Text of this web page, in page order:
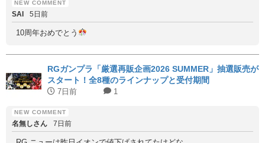
SAI 5日前
10周年おめでとう
RGガンプラ「厳選再販企画2026 SUMMER」抽選販売が
スタート！全8種のラインナップと受付期間
7日前 1
名無しさん 7日前